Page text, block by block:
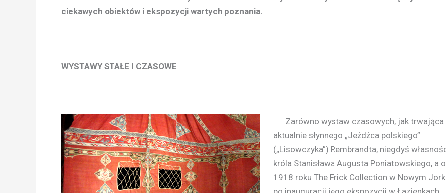
ciekawych obiektów i ekspozycji wartych poznania.
WYSTAWY STAŁE I CZASOWE
Zarówno wystaw czasowych, jak trwająca
aktualnie słynnego „Jeźdźca polskiego”
(„Lisowczyka”) Rembrandta, niegdyś
króla Stanisława Augusta Poniatowskiego, a
1918 roku The Frick Collection w Nowym
po inauguracji jego ekspozycji w Łazienkach